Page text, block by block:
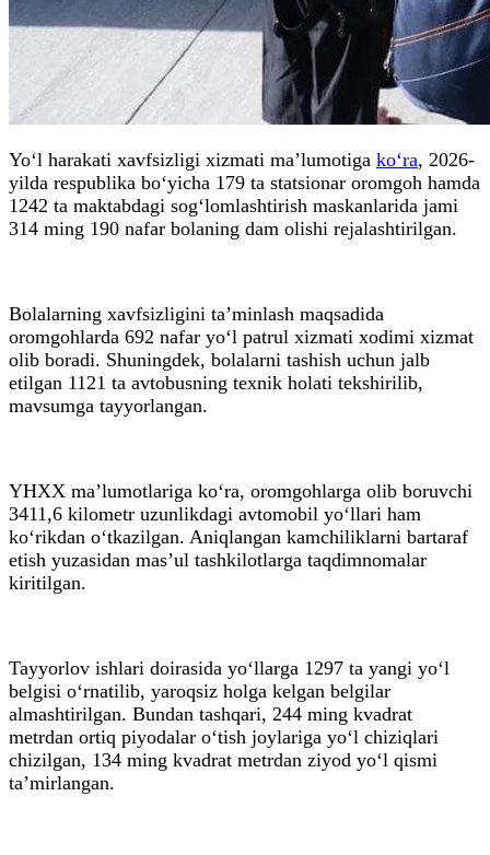
Yo‘l harakati xavfsizligi xizmati ma’lumotiga ko‘ra, 2026-
yilda respublika bo‘yicha 179 ta statsionar oromgoh hamda
1242 ta maktabdagi sog‘lomlashtirish maskanlarida jami
314 ming 190 nafar bolaning dam olishi rejalashtirilgan.
Bolalarning xavfsizligini ta’minlash maqsadida
oromgohlarda 692 nafar yo‘l patrul xizmati xodimi xizmat
olib boradi. Shuningdek, bolalarni tashish uchun jalb
etilgan 1121 ta avtobusning texnik holati tekshirilib,
mavsumga tayyorlangan.
YHXX ma’lumotlariga ko‘ra, oromgohlarga olib boruvchi
3411,6 kilometr uzunlikdagi avtomobil yo‘llari ham
ko‘rikdan o‘tkazilgan. Aniqlangan kamchiliklarni bartaraf
etish yuzasidan mas’ul tashkilotlarga taqdimnomalar
kiritilgan.
Tayyorlov ishlari doirasida yo‘llarga 1297 ta yangi yo‘l
belgisi o‘rnatilib, yaroqsiz holga kelgan belgilar
almashtirilgan. Bundan tashqari, 244 ming kvadrat
metrdan ortiq piyodalar o‘tish joylariga yo‘l chiziqlari
chizilgan, 134 ming kvadrat metrdan ziyod yo‘l qismi
ta’mirlangan.